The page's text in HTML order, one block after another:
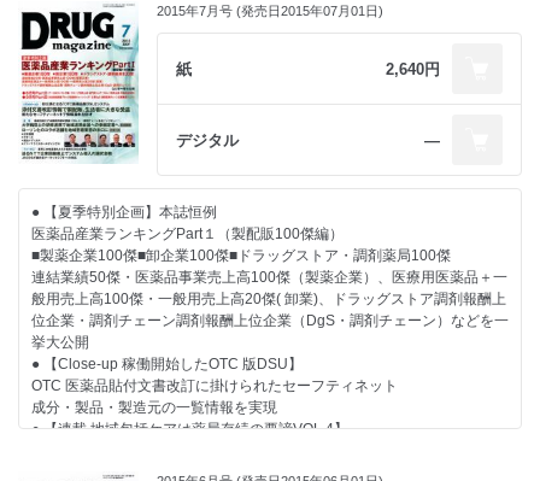
村井 泰介氏［バイタルケーエスケー・ホールディングス 代表取締役社
長］
一條 武氏［バイタルネット 代表取締役社長執行役員］
● 【好評連載】 地域包括ケア参画は薬局存続の要諦
VOL.7～ドラッグストアの取り組み【ココカラファイン】～
経験生かし訪看ステーション拡充も視野
「介護」「調剤」「DgS」の自社ネットワークで構築進む地域密着モデル
● 【ピックアップ】 需要が活発化する空間除菌製品
2015年の市場規模は70億円に回復見通し
二酸化塩素の認知向上などに各社が注力
● 【レポート】 レポートNPhA「第1回全国ファーマシーフェア2015」
中村会長が保険薬局の機能分化を提言
● 【トピック】 NPhA「かかりつけ薬局に関するアンケート調査」結果を
公表
OTC薬の取り扱い100品目以下が86％
● 【インタビュー】 更年期女性のサポートは薬局に課せられた命題
ウイメンズヘルスケア領域に生まれる多様な需要
宮原 富士子氏［NPO 法人 HAP 理事長］
● 【医薬品産業ランキング・スピンオフ企画】
変革期のDgS・調剤チェーンに見る今の姿
■ Global Report
データモニター社 イアン・ロイド氏
■ ビジネスナビ(200) 櫻井秀勲の世相“解体新書”
● 【主張】
何ができる場所なのか？ DgSに求められる生活者に向けた“活用法”の提
示
● 【特集】 ジェネリック医薬品
好機と課題が混在する数量シェアの新目標
【企業戦略】沢井製薬／小林化工
● 【Pick up】 NPhA「第１回全国ファーマシーフェア2015」を開催
２万人の来場者集め成功裏に閉会
中村会長「今後も出展企業と強固に連携し医療の質を向上」
● 【トピックス】 アサヒフードアンドヘルスケア
機能性表示食品「ディアナチュラゴールド」シリーズの出荷好調
注力商品『甘草グラボノイド』で新規ユーザーの獲得を狙う
● 【寄稿】 診療統計データを活用した消費者起点の MD
続MDの基軸をカテゴリーマネジメントが標榜する「消費者起点」に回帰
せよ
● 【特別インタビュー】
2025年2兆円産業へ向け「OTC医薬品産業グランドデザイン」を公表
フォローの風を受けスイッチOTC、所得控除制度など推進
杉本 雅史氏［日本OTC 医薬品協会 会長］
● 【好評連載】 地域包括ケア参画は薬局存続の要諦
～ VOL.5 「地域包括ケア研究会」メンバーに聞く～
薬剤師が存在感を示す転機は「平成30年」
残薬管理による給付適正化や地域支援事業参入も好機
● 【DgS トップインタビュー】
多業種との連携による新たなリージョナルDgS目指す
“サツドラブランド”育成で新規顧客開拓へ
富山 浩樹氏［サッポロドラッグストアー（北海道） 代表取締役社長］
● 【調剤チェーントップインタビュー】
自前の訪問看護ステーションで在宅医療により注力
熱い思いを胸に地域医療への貢献を目指す
林 宗一郎氏［コスモ調剤薬局（埼玉県） 代表取締役］
● 【連載】
2015年7月号 (発売日2015年07月01日)
紙 2,640円
デジタル ―
● 【夏季特別企画】本誌恒例
医薬品産業ランキングPart１（製配販100傑編）
■製薬企業100傑■卸企業100傑■ドラッグストア・調剤薬局100傑
連結業績50傑・医薬品事業売上高100傑（製薬企業）、医療用医薬品＋一
般用売上高100傑・一般用売上高20傑( 卸業)、ドラッグストア調剤報酬上
位企業・調剤チェーン調剤報酬上位企業（DgS・調剤チェーン）などを一
挙大公開
● 【Close-up 稼働開始したOTC 版DSU】
OTC 医薬品貼付文書改訂に掛けられたセーフティネット
成分・製品・製造元の一覧情報を実現
● 【連載 地域包括ケアは薬局存続の要諦VOL.4】
調剤チェーン企業複数社のインタビューを同時掲載